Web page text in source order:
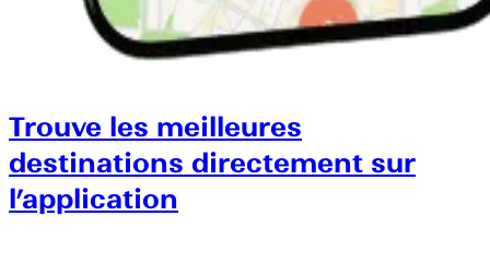
Trouve les meilleures
destinations directement sur
l’application